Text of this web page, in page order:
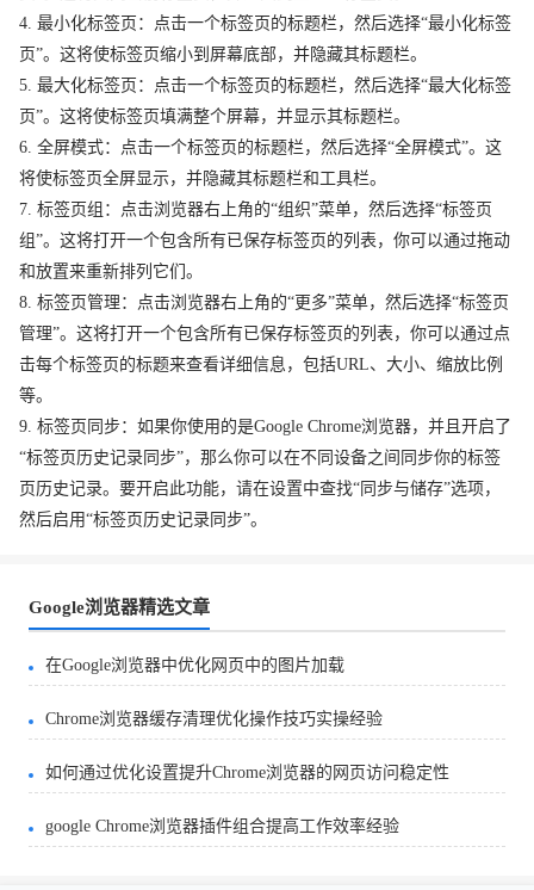
4. 最小化标签页：点击一个标签页的标题栏，然后选择“最小化标签
页”。这将使标签页缩小到屏幕底部，并隐藏其标题栏。
5. 最大化标签页：点击一个标签页的标题栏，然后选择“最大化标签
页”。这将使标签页填满整个屏幕，并显示其标题栏。
6. 全屏模式：点击一个标签页的标题栏，然后选择“全屏模式”。这
将使标签页全屏显示，并隐藏其标题栏和工具栏。
7. 标签页组：点击浏览器右上角的“组织”菜单，然后选择“标签页
组”。这将打开一个包含所有已保存标签页的列表，你可以通过拖动
和放置来重新排列它们。
8. 标签页管理：点击浏览器右上角的“更多”菜单，然后选择“标签页
管理”。这将打开一个包含所有已保存标签页的列表，你可以通过点
击每个标签页的标题来查看详细信息，包括URL、大小、缩放比例
等。
9. 标签页同步：如果你使用的是Google Chrome浏览器，并且开启了
“标签页历史记录同步”，那么你可以在不同设备之间同步你的标签
页历史记录。要开启此功能，请在设置中查找“同步与储存”选项，
然后启用“标签页历史记录同步”。
Google浏览器精选文章
在Google浏览器中优化网页中的图片加载
Chrome浏览器缓存清理优化操作技巧实操经验
如何通过优化设置提升Chrome浏览器的网页访问稳定性
google Chrome浏览器插件组合提高工作效率经验